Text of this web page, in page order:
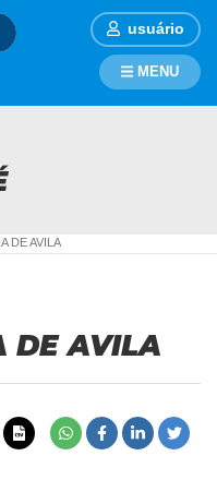
usuário
MENU
DE AVILA
DE AVILA